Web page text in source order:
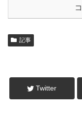
記事
Twitter